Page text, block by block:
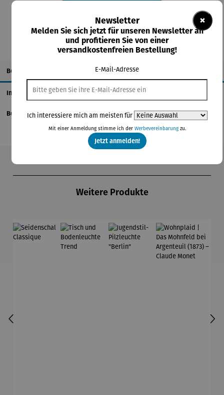
Beschreibung
Informationen zum Hersteller
Bewertungen
Weitere Produkte
×
Newsletter
Melden Sie sich jetzt für unseren Newsletter an
und profitieren Sie von einer
versandkostenfreien Bestellung!
E-Mail-Adresse
Ich interessiere mich am meisten für
Mit einer Anmeldung stimme ich der Werbevereinbarungzu.
Jetzt anmelden!